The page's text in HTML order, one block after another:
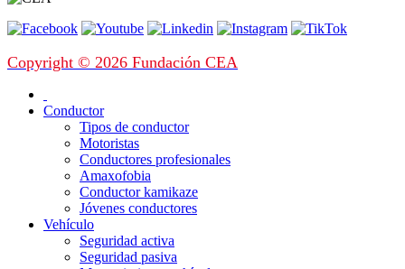
Copyright © 2026 Fundación CEA
Conductor
Tipos de conductor
Motoristas
Conductores profesionales
Amaxofobia
Conductor kamikaze
Jóvenes conductores
Vehículo
Seguridad activa
Seguridad pasiva